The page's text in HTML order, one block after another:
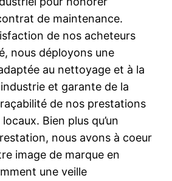
de maintenance.
de nos acheteurs
nous déployons une
au nettoyage et à la
et garante de la
de nos prestations
Bien plus qu’un
nous avons à coeur
image de marque en
une veille